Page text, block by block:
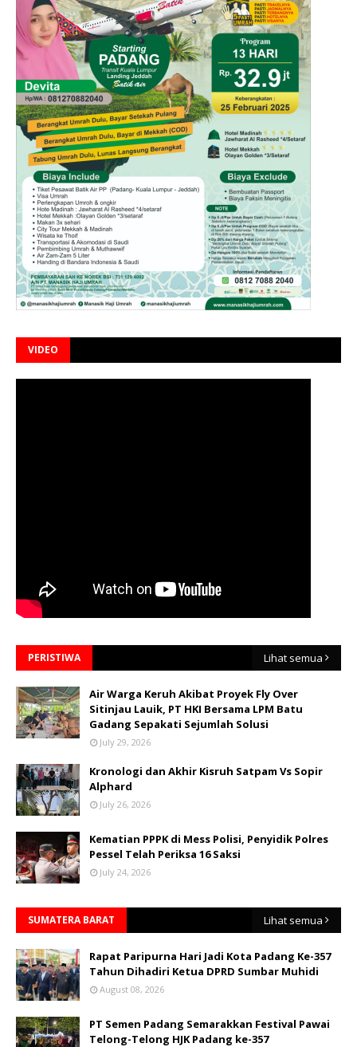
VIDEO
PERISTIWA Lihat semua
Air Warga Keruh Akibat Proyek Fly Over
Sitinjau Lauik, PT HKI Bersama LPM Batu
Gadang Sepakati Sejumlah Solusi
July 29, 2026
Kronologi dan Akhir Kisruh Satpam Vs Sopir
Alphard
July 26, 2026
Kematian PPPK di Mess Polisi, Penyidik Polres
Pessel Telah Periksa 16 Saksi
July 24, 2026
SUMATERA BARAT Lihat semua
Rapat Paripurna Hari Jadi Kota Padang Ke-357
Tahun Dihadiri Ketua DPRD Sumbar Muhidi
August 08, 2026
PT Semen Padang Semarakkan Festival Pawai
Telong-Telong HJK Padang ke-357